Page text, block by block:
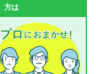
方は